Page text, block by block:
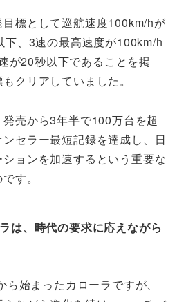
目標として巡航速度100km/hが
下、3速の最高速度が100km/h
が20秒以下であることを掲
クリアしていました。
売から3年半で100万台を超
セラー最短記録を達成し、日
ョンを加速するという重要な
す。
は、時代の要求に応えながら
始まったカローラですが、